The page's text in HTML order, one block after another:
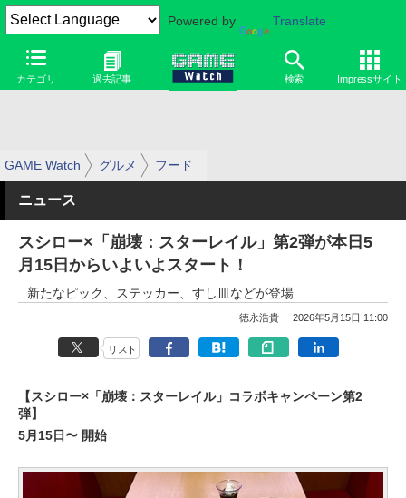
Powered by Translate
カテゴリ 過去記事 検索 Impressサイト
GAME Watch グルメ フード
ニュース
スシロー×「崩壊：スターレイル」第2弾が本日5
月15日からいよいよスタート！
新たなピック、ステッカー、すし皿などが登場
徳永浩貴 2026年5月15日 11:00
リスト
【スシロー×「崩壊：スターレイル」コラボキャンペーン第2
弾】
5月15日〜 開始